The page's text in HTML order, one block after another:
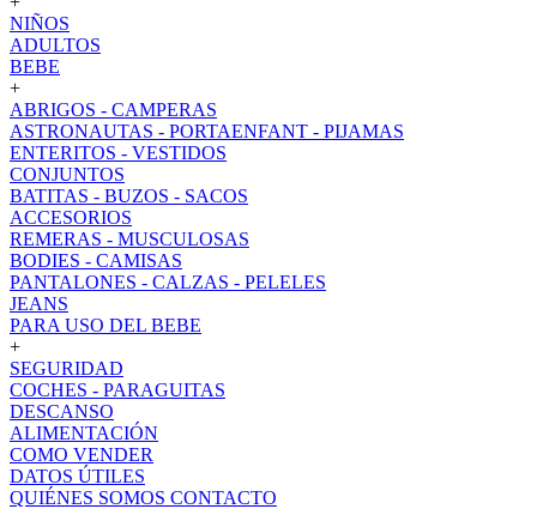
NIÑOS
ADULTOS
BEBE
+
ABRIGOS - CAMPERAS
ASTRONAUTAS - PORTAENFANT - PIJAMAS
ENTERITOS - VESTIDOS
CONJUNTOS
BATITAS - BUZOS - SACOS
ACCESORIOS
REMERAS - MUSCULOSAS
BODIES - CAMISAS
PANTALONES - CALZAS - PELELES
JEANS
PARA USO DEL BEBE
+
SEGURIDAD
COCHES - PARAGUITAS
DESCANSO
ALIMENTACIÓN
COMO VENDER
DATOS ÚTILES
QUIÉNES SOMOS CONTACTO